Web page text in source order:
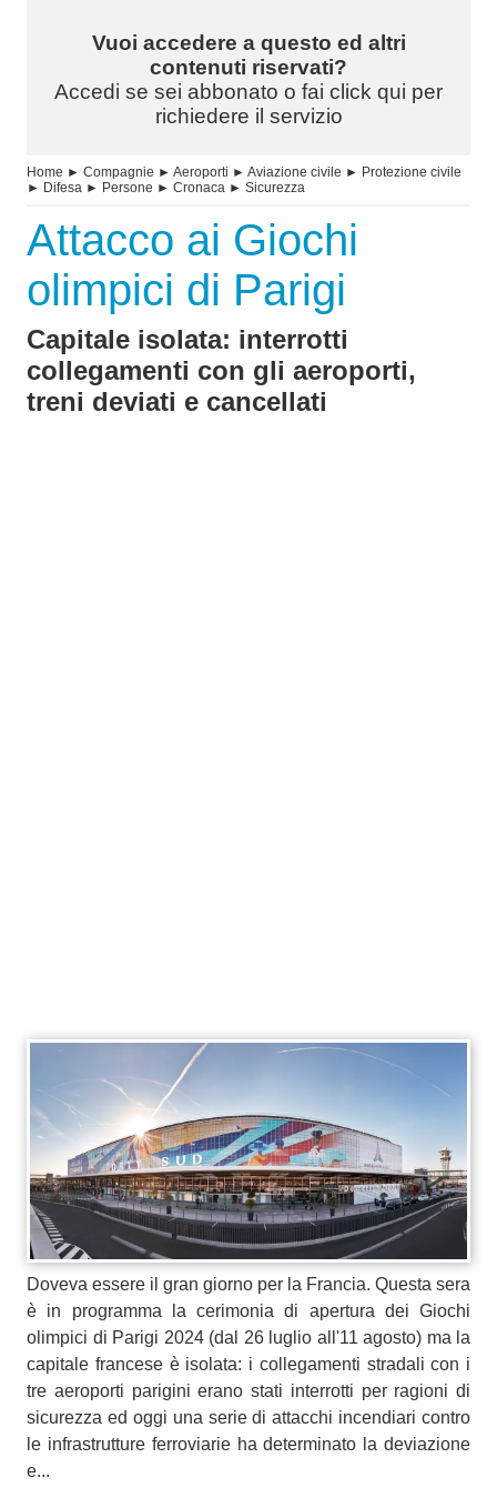
Vuoi accedere a questo ed altri
contenuti riservati?
Accedi se sei abbonato o fai click qui per
richiedere il servizio
Home ► Compagnie ► Aeroporti ► Aviazione civile ► Protezione civile
► Difesa ► Persone ► Cronaca ► Sicurezza
Attacco ai Giochi
olimpici di Parigi
Capitale isolata: interrotti
collegamenti con gli aeroporti,
treni deviati e cancellati
Doveva essere il gran giorno per la Francia. Questa sera
è in programma la cerimonia di apertura dei Giochi
olimpici di Parigi 2024 (dal 26 luglio all'11 agosto) ma la
capitale francese è isolata: i collegamenti stradali con i
tre aeroporti parigini erano stati interrotti per ragioni di
sicurezza ed oggi una serie di attacchi incendiari contro
le infrastrutture ferroviarie ha determinato la deviazione
e...